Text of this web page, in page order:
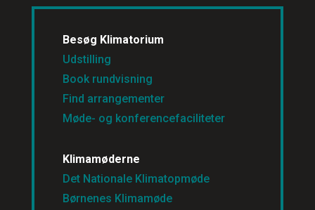
Besøg Klimatorium
Udstilling
Book rundvisning
Find arrangementer
Møde- og konferencefaciliteter
Klimamøderne
Det Nationale Klimatopmøde
Børnenes Klimamøde